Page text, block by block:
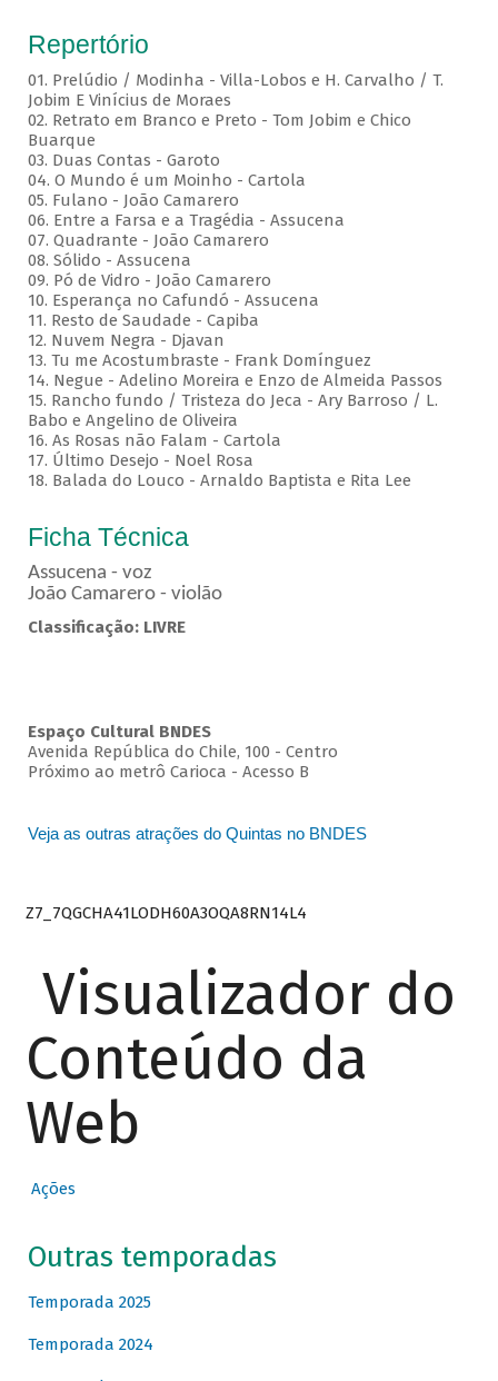
Repertório
01. Prelúdio / Modinha - Villa-Lobos e H. Carvalho / T.
Jobim E Vinícius de Moraes
02. Retrato em Branco e Preto - Tom Jobim e Chico
Buarque
03. Duas Contas - Garoto
04. O Mundo é um Moinho - Cartola
05. Fulano - João Camarero
06. Entre a Farsa e a Tragédia - Assucena
07. Quadrante - João Camarero
08. Sólido - Assucena
09. Pó de Vidro - João Camarero
10. Esperança no Cafundó - Assucena
11. Resto de Saudade - Capiba
12. Nuvem Negra - Djavan
13. Tu me Acostumbraste - Frank Domínguez
14. Negue - Adelino Moreira e Enzo de Almeida Passos
15. Rancho fundo / Tristeza do Jeca - Ary Barroso / L.
Babo e Angelino de Oliveira
16. As Rosas não Falam - Cartola
17. Último Desejo - Noel Rosa
18. Balada do Louco - Arnaldo Baptista e Rita Lee
Ficha Técnica
Assucena - voz
João Camarero - violão
Classificação: LIVRE
Espaço Cultural BNDES
Avenida República do Chile, 100 - Centro
Próximo ao metrô Carioca - Acesso B
Veja as outras atrações do Quintas no BNDES
Z7_7QGCHA41LODH60A3OQA8RN14L4
Visualizador do
Conteúdo da
Web
Ações
Outras temporadas
Temporada 2025
Temporada 2024